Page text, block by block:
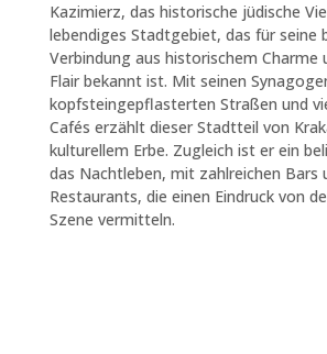
Kazimierz, das historische jüdische
lebendiges Stadtgebiet, das für seine
Verbindung aus historischem Charme
Flair bekannt ist. Mit seinen
kopfsteingepflasterten Straßen und
Cafés erzählt dieser Stadtteil von
kulturellem Erbe. Zugleich ist er ein
das Nachtleben, mit zahlreichen Bars
Restaurants, die einen Eindruck von
Szene vermitteln.